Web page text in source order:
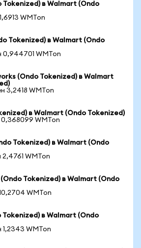
Tokenized) в Walmart (Ondo
WMTon
Tokenized) в Walmart (Ondo
0,944701 WMTon
(Ondo Tokenized) в Walmart
3,2418 WMTon
в Walmart (Ondo Tokenized)
0,368099 WMTon
Tokenized) в Walmart (Ondo
2,4761 WMTon
Tokenized) в Walmart (Ondo
WMTon
Tokenized) в Walmart (Ondo
1,2343 WMTon